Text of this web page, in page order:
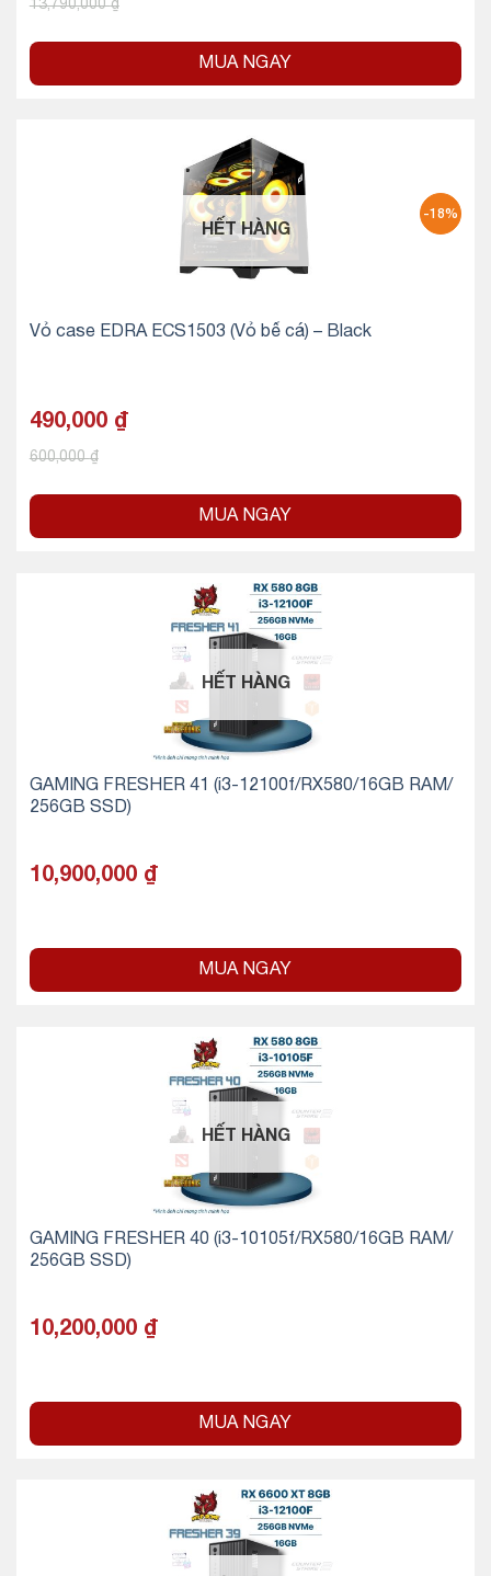
13,790,000₫
MUA NGAY
-18%
HẾT HÀNG
Vỏ case EDRA ECS1503 (Vỏ bể cá) – Black
490,000 ₫
600,000₫
MUA NGAY
HẾT HÀNG
GAMING FRESHER 41 (i3-12100f/RX580/16GB RAM/
256GB SSD)
10,900,000 ₫
MUA NGAY
HẾT HÀNG
GAMING FRESHER 40 (i3-10105f/RX580/16GB RAM/
256GB SSD)
10,200,000 ₫
MUA NGAY